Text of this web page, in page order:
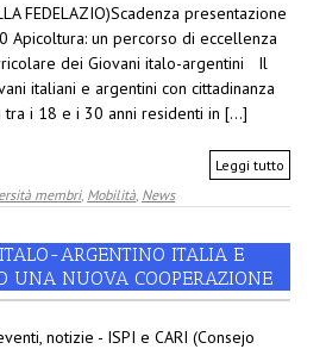
FEDELAZIO)Scadenza presentazione
Apicoltura: un percorso di eccellenza
dei Giovani italo-argentini Il
italiani e argentini con cittadinanza
tra i 18 e i 30 anni residenti in [...]
Leggi tutto
membri, Mobilità, News
ARGENTINO ITALIA E
UNA NUOVA COOPERAZIONE
notizie - ISPI e CARI (Consejo